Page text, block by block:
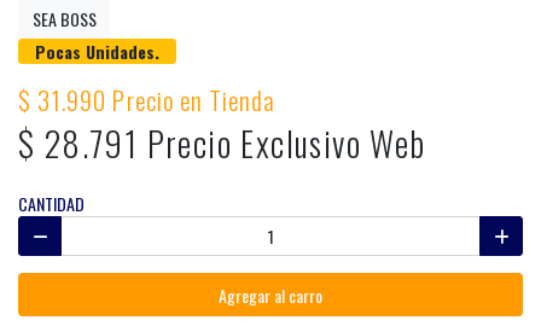
SEA BOSS
Pocas Unidades.
$ 31.990 Precio en Tienda
$ 28.791 Precio Exclusivo Web
CANTIDAD
Agregar al carro